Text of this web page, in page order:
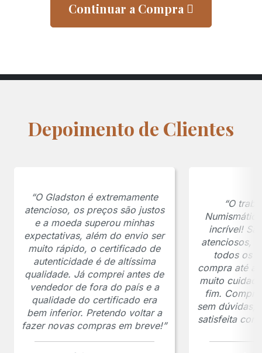
Continuar a Compra
Depoimento de Clientes
“O Gladston é extremamente
atencioso, os preços são justos
e a moeda superou minhas
expectativas, além do envio ser
muito rápido, o certificado de
autenticidade é de altíssima
qualidade. Já comprei antes de
vendedor de fora do país e a
qualidade do certificado era
bem inferior. Pretendo voltar a
fazer novas compras em breve!”
“O
incrível!
atenciosos,
todos os
compra até a
muito
fim.
sem dúvidas,
satisfeita com